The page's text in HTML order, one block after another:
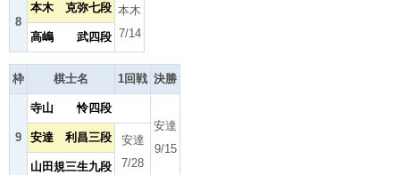
8
本木 克弥七段 本木
7/14
高嶋 武四段
枠 棋士名 1回戦 決勝
9
寺山 怜四段
安達
9/15
安達 利昌三段
安達
7/28
山田規三生九段